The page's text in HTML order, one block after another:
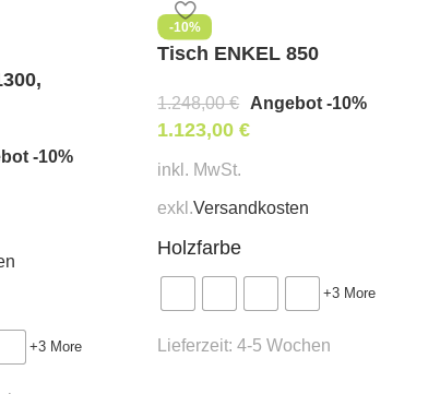
ist die Maserung der Tischplatte immer
gemäß RAL-Katalog ist möglich.
-10%
+3 More
-10%
Tisch ENKEL 850
1.248,00€ Angebot -10%
1.123,00€
inkl. MwSt.
exkl.Versandkosten
Holzfarbe
+3 More
Lieferzeit:4-5 Wochen